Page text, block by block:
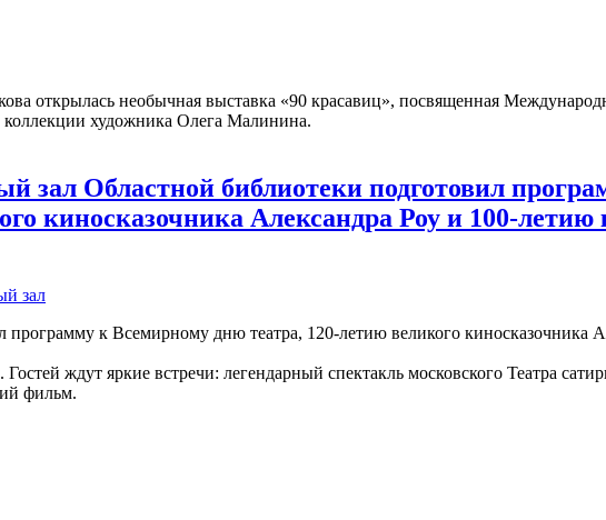
открылась необычная выставка «90 красавиц», посвященная
художника Олега Малинина.
зал Областной библиотеки подготовил
киносказочника Александра Роу и 100-
зал
ждут яркие встречи: легендарный спектакль московского Театра
фильм.